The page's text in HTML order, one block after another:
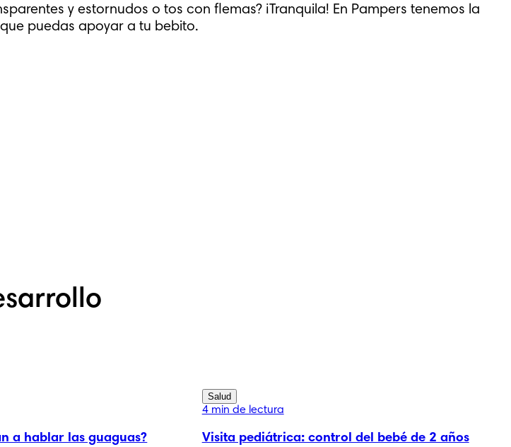
y estornudos o tos con flemas? ¡Tranquila! En Pampers tenemos la
puedas apoyar a tu bebito.
a hablar las guaguas?
Salud
4 min de lectura
Visita pediátrica: control del bebé de 2 años